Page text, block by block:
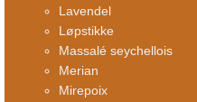
Lavendel
Løpstikke
Massalé seychellois
Merian
Mirepoix